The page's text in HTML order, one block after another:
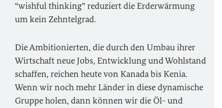
“wishful thinking”reduziert die Erderwärmung
um kein Zehntelgrad.
Die Ambitionierten, die durch den Umbau ihrer
Wirtschaft neue Jobs, Entwicklung und Wohlstand
schaffen, reichen heute von Kanada bis Kenia.
Wenn wir noch mehr Länder in diese dynamische
Gruppe holen, dann können wir die Öl- und